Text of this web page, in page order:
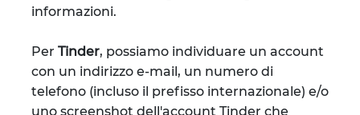
informazioni.
Per Tinder, possiamo individuare un account
con un indirizzo e-mail, un numero di
telefono (incluso il prefisso internazionale) e/o
uno screenshot dell'account Tinder che